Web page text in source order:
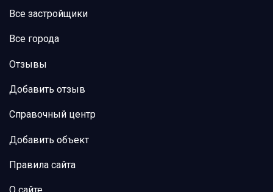
Все застройщики
Все города
Отзывы
Добавить отзыв
Справочный центр
Добавить объект
Правила сайта